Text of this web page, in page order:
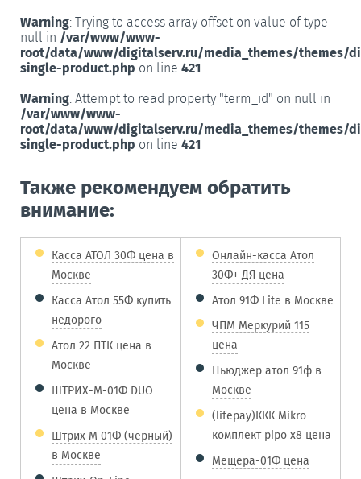
Warning: Trying to access array offset on value of type
null in /var/www/www-
root/data/www/digitalserv.ru/media_themes/themes/
single-product.php on line 421
Warning: Attempt to read property "term_id" on null in
/var/www/www-
root/data/www/digitalserv.ru/media_themes/themes/
single-product.php on line 421
Также рекомендуем обратить
внимание:
Касса АТОЛ 30Ф цена в
Москве
Касса Атол 55Ф купить
недорого
Атол 22 ПТК цена в
Москве
ШТРИХ-М-01Ф DUO
цена в Москве
Штрих М 01Ф (черный)
в Москве
Онлайн-касса Атол
30Ф+ ДЯ цена
Атол 91Ф Lite в Москве
ЧПМ Меркурий 115
цена
Ньюджер атол 91ф в
Москве
(lifepay)ККК Mikro
комплект pipo x8 цена
Мещера-01Ф цена